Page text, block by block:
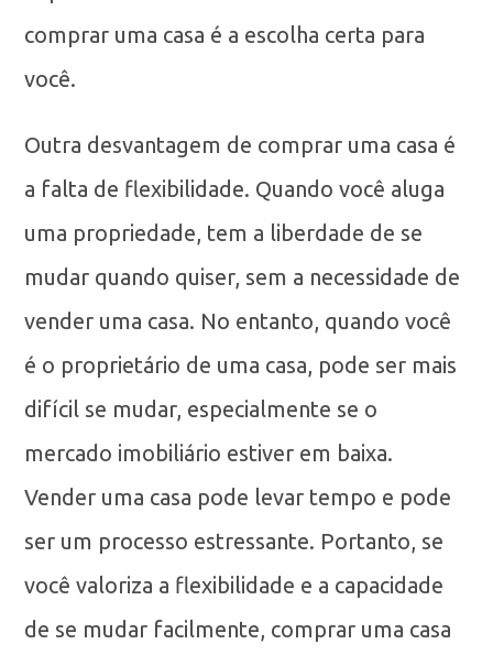
comprar uma casa é a escolha certa para
você.
Outra desvantagem de comprar uma casa é
a falta de flexibilidade. Quando você aluga
uma propriedade, tem a liberdade de se
mudar quando quiser, sem a necessidade de
vender uma casa. No entanto, quando você
é o proprietário de uma casa, pode ser mais
difícil se mudar, especialmente se o
mercado imobiliário estiver em baixa.
Vender uma casa pode levar tempo e pode
ser um processo estressante. Portanto, se
você valoriza a flexibilidade e a capacidade
de se mudar facilmente, comprar uma casa